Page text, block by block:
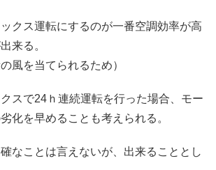
クス運転にするのが一番空調効率が高
来る。
風を当てられるため）
スで24ｈ連続運転を行った場合、モー
化を早めることも考えられる。
なことは言えないが、出来ることとし